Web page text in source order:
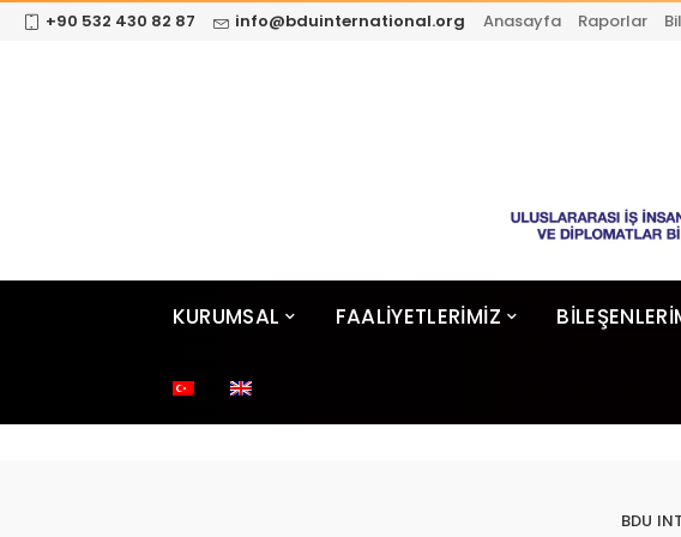
+90 532 430 82 87 info@bduinternational.org Anasayfa Raporlar
KURUMSAL FAALİYETLERİMİZ
BDU